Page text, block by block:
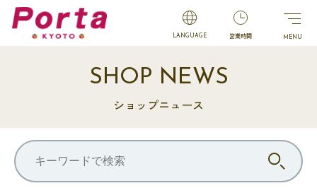
LANGUAGE 営業時間
SHOP NEWS
ショップニュース